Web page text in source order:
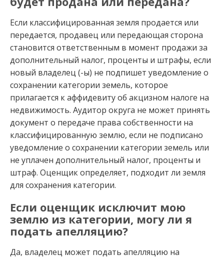
Если классифицированная земля продается или
передается, продавец или передающая сторона
становится ответственным в момент продажи за
дополнительный налог, проценты и штрафы, если
новый владелец (-ы) не подпишет уведомление о
сохранении категории земель, которое
прилагается к аффидевиту об акцизном налоге на
недвижимость. Аудитор округа не может принять
документ о передаче права собственности на
классифицированную землю, если не подписано
уведомление о сохранении категории земель или
не уплачен дополнительный налог, проценты и
штраф. Оценщик определяет, подходит ли земля
для сохранения категории.
Если оценщик исключит мою
землю из категории, могу ли я
подать апелляцию?
Да, владелец может подать апелляцию на